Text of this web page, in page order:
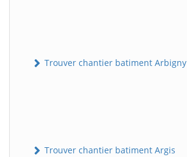
Trouver chantier batiment Arbigny
Trouver chantier batiment Argis